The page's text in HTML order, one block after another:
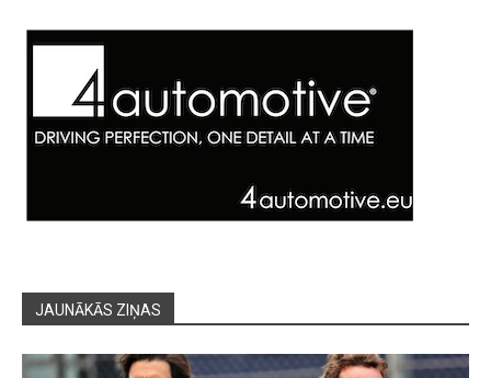
JAUNĀKĀS ZIŅAS